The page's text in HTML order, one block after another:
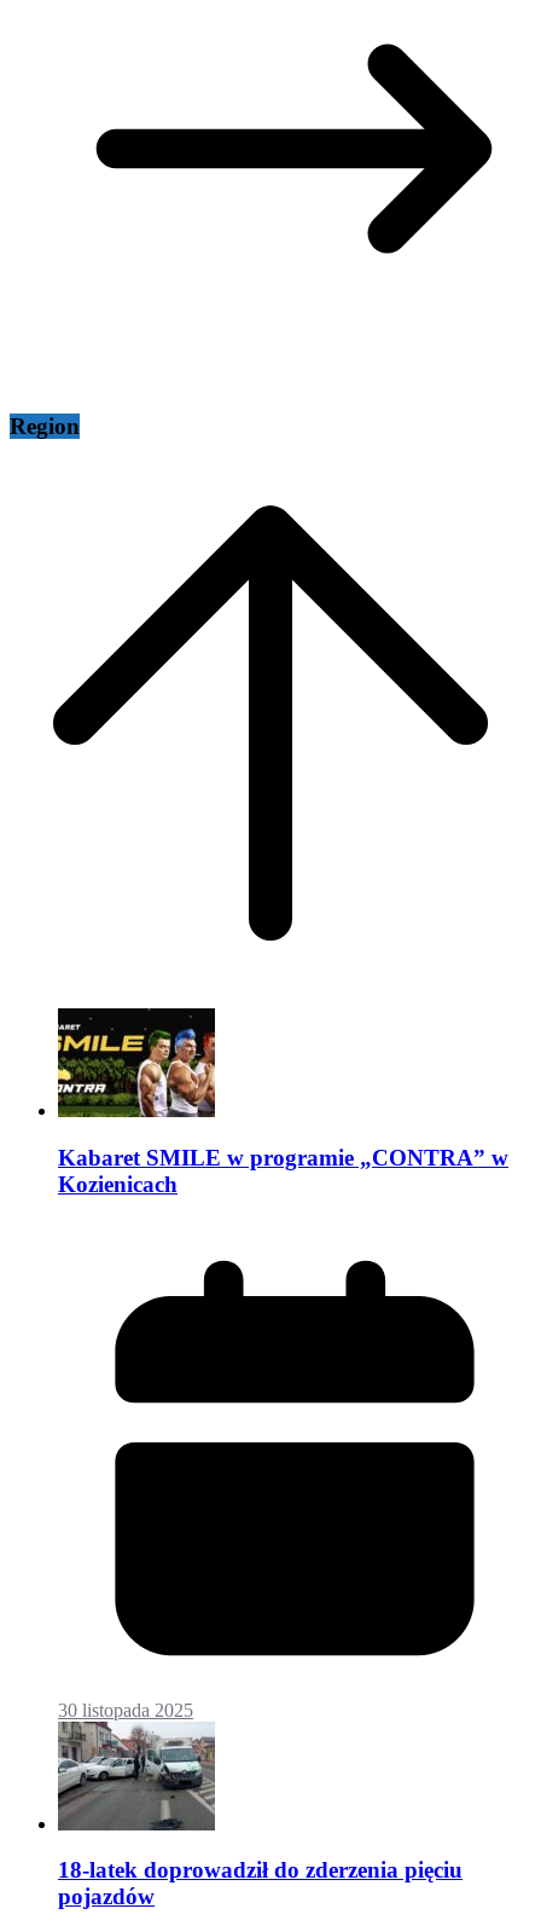
Region
Kabaret SMILE w programie „CONTRA” w
Kozienicach
30 listopada 2025
18-latek doprowadził do zderzenia pięciu
pojazdów